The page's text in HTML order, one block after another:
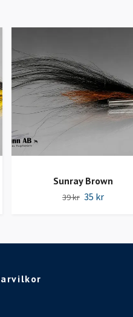
Sunray Brown
39 kr 35 kr